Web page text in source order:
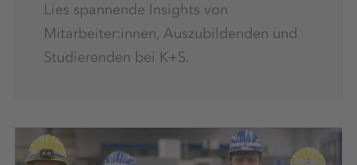
Lies spannende Insights von
Mitarbeiter:innen, Auszubildenden und
Studierenden bei K+S.